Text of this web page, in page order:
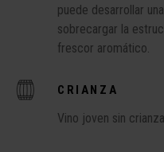
puede desarrollar
sobrecargar la
frescor aromático.
CRIANZA
Vino joven sin